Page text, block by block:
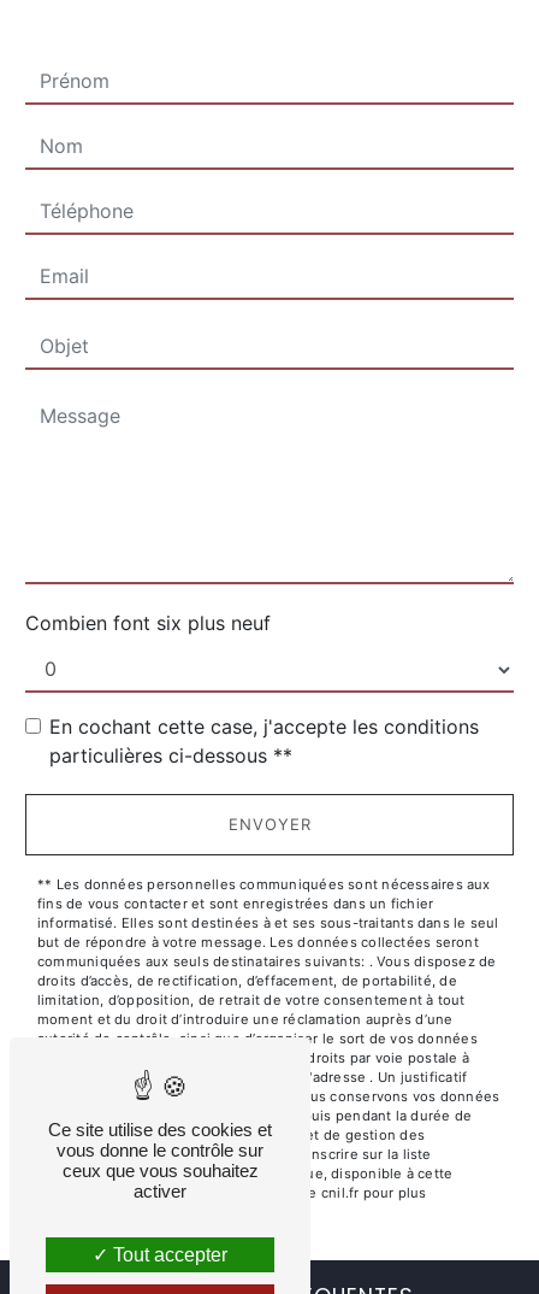
Combien font six plus neuf
En cochant cette case, j'accepte les conditions
particulières ci-dessous **
ENVOYER
** Les données personnelles communiquées sont nécessaires aux
fins de vous contacter et sont enregistrées dans un fichier
informatisé. Elles sont destinées à et ses sous-traitants dans le seul
but de répondre à votre message. Les données collectées seront
communiquées aux seuls destinataires suivants: . Vous disposez de
droits d’accès, de rectification, d’effacement, de portabilité, de
limitation, d’opposition, de retrait de votre consentement à tout
moment et du droit d’introduire une réclamation auprès d’une
autorité de contrôle, ainsi que d’organiser le sort de vos données
post-mortem. Vous pouvez exercer ces droits par voie postale à
l'adresse ou par courrier électronique à l'adresse . Un justificatif
d'identité pourra vous être demandé. Nous conservons vos données
pendant la période de prise de contact puis pendant la durée de
prescription légale aux fins probatoires et de gestion des
contentieux. Vous avez le droit de vous inscrire sur la liste
d'opposition au démarchage téléphonique, disponible à cette
Bloctel.gouv.fr
. Consultez le site cnil.fr pour plus
Ce site utilise des cookies et
vous donne le contrôle sur
ceux que vous souhaitez
activer
Tout accepter